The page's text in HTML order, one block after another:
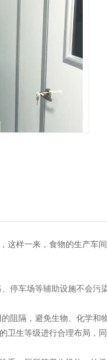
这样一来，食物的生产
停车场等辅助设施不会污
阻隔，避免生物、化学
卫生等级进行合理布局，